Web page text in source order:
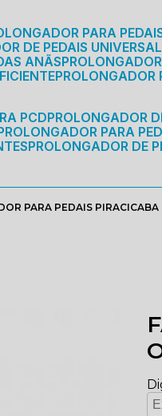
PARA
DE PEDAIS UNIVERSAL
ANÃS
PROLONGADOR
PCD PROLONGADOR
PROLONGADOR PARA
PROLONGADOR DE
PARA PEDAIS PIRACICABA